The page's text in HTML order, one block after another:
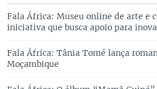
Fala África: Museu online de arte e
iniciativa que busca apoio para
Fala África: Tânia Tomé lança
Moçambique